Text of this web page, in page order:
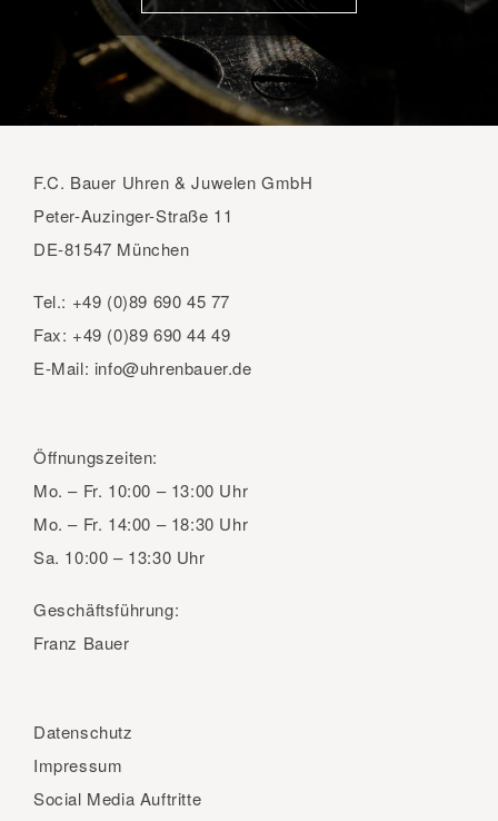
F.C. Bauer Uhren & Juwelen GmbH
Peter-Auzinger-Straße 11
DE-81547 München
Tel.: +49 (0)89 690 45 77
Fax: +49 (0)89 690 44 49
E-Mail: info@uhrenbauer.de
Öffnungszeiten:
Mo. – Fr. 10:00 – 13:00 Uhr
Mo. – Fr. 14:00 – 18:30 Uhr
Sa. 10:00 – 13:30 Uhr
Geschäftsführung:
Franz Bauer
Datenschutz
Impressum
Social Media Auftritte